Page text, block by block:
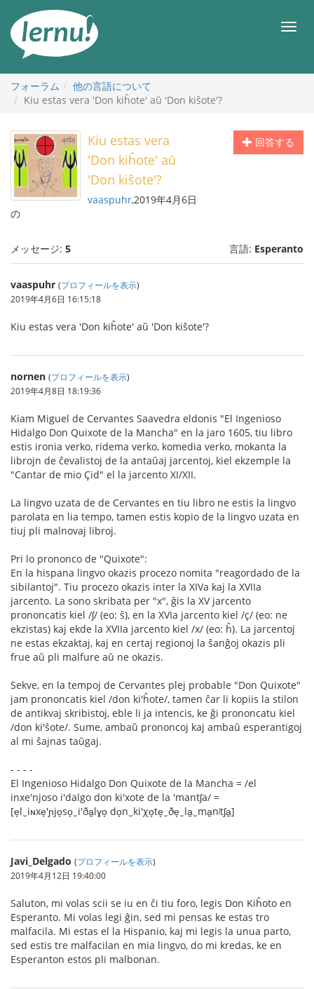
メ
フォーラム
他の言語について
Kiu estas vera 'Don kiĥote' aŭ 'Don kiŝote'?
回答する
Kiu estas vera
'Don kiĥote' aŭ
'Don kiŝote'?
vaaspuhr,2019年4月6日
の
メッセージ: 5 言語: Esperanto
vaaspuhr (プロフィールを表示)
2019年4月6日 16:15:18
Kiu estas vera 'Don kiĥote' aŭ 'Don kiŝote'?
nornen (プロフィールを表示)
2019年4月8日 18:19:36
Kiam Miguel de Cervantes Saavedra eldonis "El Ingenioso
Hidalgo Don Quixote de la Mancha" en la jaro 1605, tiu libro
estis ironia verko, ridema verko, komedia verko, mokanta la
librojn de ĉevalistoj de la antaŭaj jarcentoj, kiel ekzemple la
"Cantar de mio Çid" el la jarcento XI/XII.
La lingvo uzata de de Cervantes en tiu libro ne estis la lingvo
parolata en lia tempo, tamen estis kopio de la lingvo uzata en
tiuj pli malnovaj libroj.
Pri lo prononco de "Quixote":
En la hispana lingvo okazis procezo nomita "reagordado de la
sibilantoj". Tiu procezo okazis inter la XIVa kaj la XVIIa
jarcento. La sono skribata per "x", ĝis la XV jarcento
prononcatis kiel /ʃ/ (eo: ŝ), en la XVIa jarcento kiel /ç/ (eo: ne
ekzistas) kaj ekde la XVIIa jarcento kiel /x/ (eo: ĥ). La jarcentoj
ne estas ekzaktaj, kaj en certaj regionoj la ŝanĝoj okazis pli
frue aŭ pli malfure aŭ ne okazis.
Sekve, en la tempoj de Cervantes plej probable "Don Quixote"
jam prononcatis kiel /don ki'ĥote/, tamen ĉar li kopiis la stilon
de antikvaj skribistoj, eble li ja intencis, ke ĝi prononcatu kiel
/don ki'ŝote/. Sume, ambaŭ prononcoj kaj ambaŭ esperantigoj
al mi ŝajnas taŭgaj.
- - - -
El Ingenioso Hidalgo Don Quixote de la Mancha = /el
inxe'njoso i'dalgo don ki'xote de la 'mantʃa/ =
[e̞l‿iɴxe̞'ɲjo̞so̞‿i'ða̠lɣo̞ do̞n‿ki'χo̞te̞‿ðe̞‿la̠‿ma̠nʲtʃa̠]
Javi_Delgado (プロフィールを表示)
2019年4月12日 19:40:00
Saluton, mi volas scii se iu en ĉi tiu foro, legis Don Kiĥoto en
Esperanto. Mi volas legi ĝin, sed mi pensas ke estas tro
malfacila. Mi estas el la Hispanio, kaj mi legis la unua parto,
sed estis tre malfacilan en mia lingvo, do mi kredas, ke en
Esperanton estos pli malbonan.